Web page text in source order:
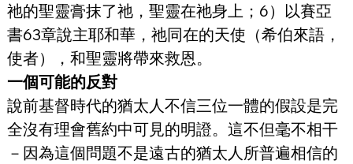
祂的聖靈膏抹了祂，聖靈在祂身上；6）以賽亞
書63章說主耶和華，祂同在的天使（希伯來語，
使者），和聖靈將帶來救恩。
一個可能的反對
說前基督時代的猶太人不信三位一體的假設是完
全沒有理會舊約中可見的明證。這不但毫不相干
－因為這個問題不是遠古的猶太人所普遍相信的